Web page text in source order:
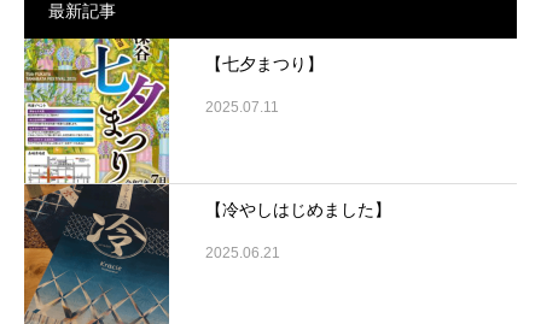
最新記事
【七夕まつり】
2025.07.11
【冷やしはじめました】
2025.06.21